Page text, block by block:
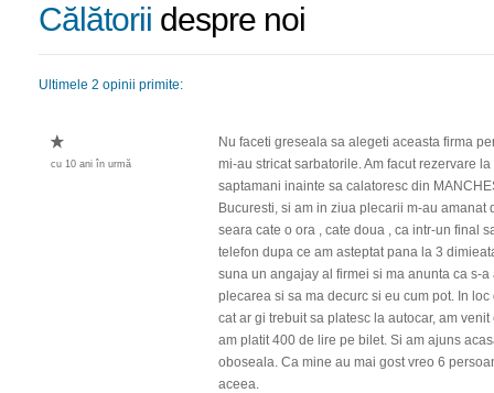
Călătorii despre noi
Ultimele 2 opinii primite:
cu 10 ani în urmă
Nu faceti greseala sa alegeti aceasta firma
mi-au stricat sarbatorile. Am facut rezervare la
saptamani inainte sa calatoresc din
Bucuresti, si am in ziua plecarii m-au amanat
seara cate o ora , cate doua , ca intr-un final
telefon dupa ce am asteptat pana la 3
suna un angajay al firmei si ma anunta ca s-a
plecarea si sa ma decurc si eu cum pot. In
cat ar gi trebuit sa platesc la autocar, am
am platit 400 de lire pe bilet. Si am ajuns
oboseala. Ca mine au mai gost vreo 6
aceea.